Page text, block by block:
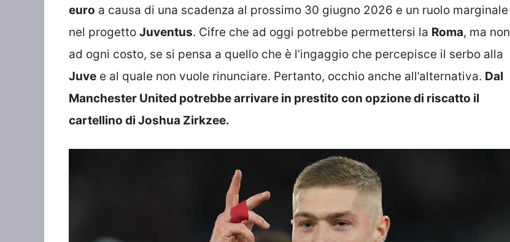
euro a causa di una scadenza al prossimo 30 giugno 2026 e un ruolo marginale
nel progetto Juventus. Cifre che ad oggi potrebbe permettersi la Roma, ma non
ad ogni costo, se si pensa a quello che è l’ingaggio che percepisce il serbo alla
Juve e al quale non vuole rinunciare. Pertanto, occhio anche all’alternativa. Dal
Manchester United potrebbe arrivare in prestito con opzione di riscatto il
cartellino di Joshua Zirkzee.